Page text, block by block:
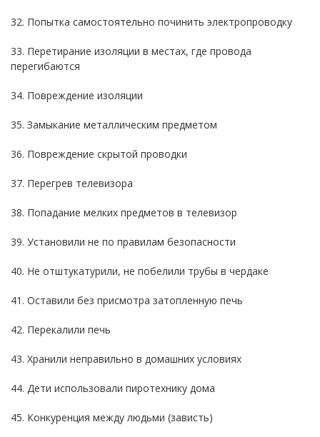
32. Попытка самостоятельно починить электропроводку
33. Перетирание изоляции в местах, где провода
перегибаются
34. Повреждение изоляции
35. Замыкание металлическим предметом
36. Повреждение скрытой проводки
37. Перегрев телевизора
38. Попадание мелких предметов в телевизор
39. Установили не по правилам безопасности
40. Не отштукатурили, не побелили трубы в чердаке
41. Оставили без присмотра затопленную печь
42. Перекалили печь
43. Хранили неправильно в домашних условиях
44. Дети использовали пиротехнику дома
45. Конкуренция между людьми (зависть)